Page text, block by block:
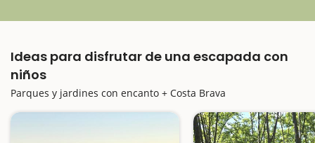
Ideas para disfrutar de una escapada con
niños
Parques y jardines con encanto + Costa Brava